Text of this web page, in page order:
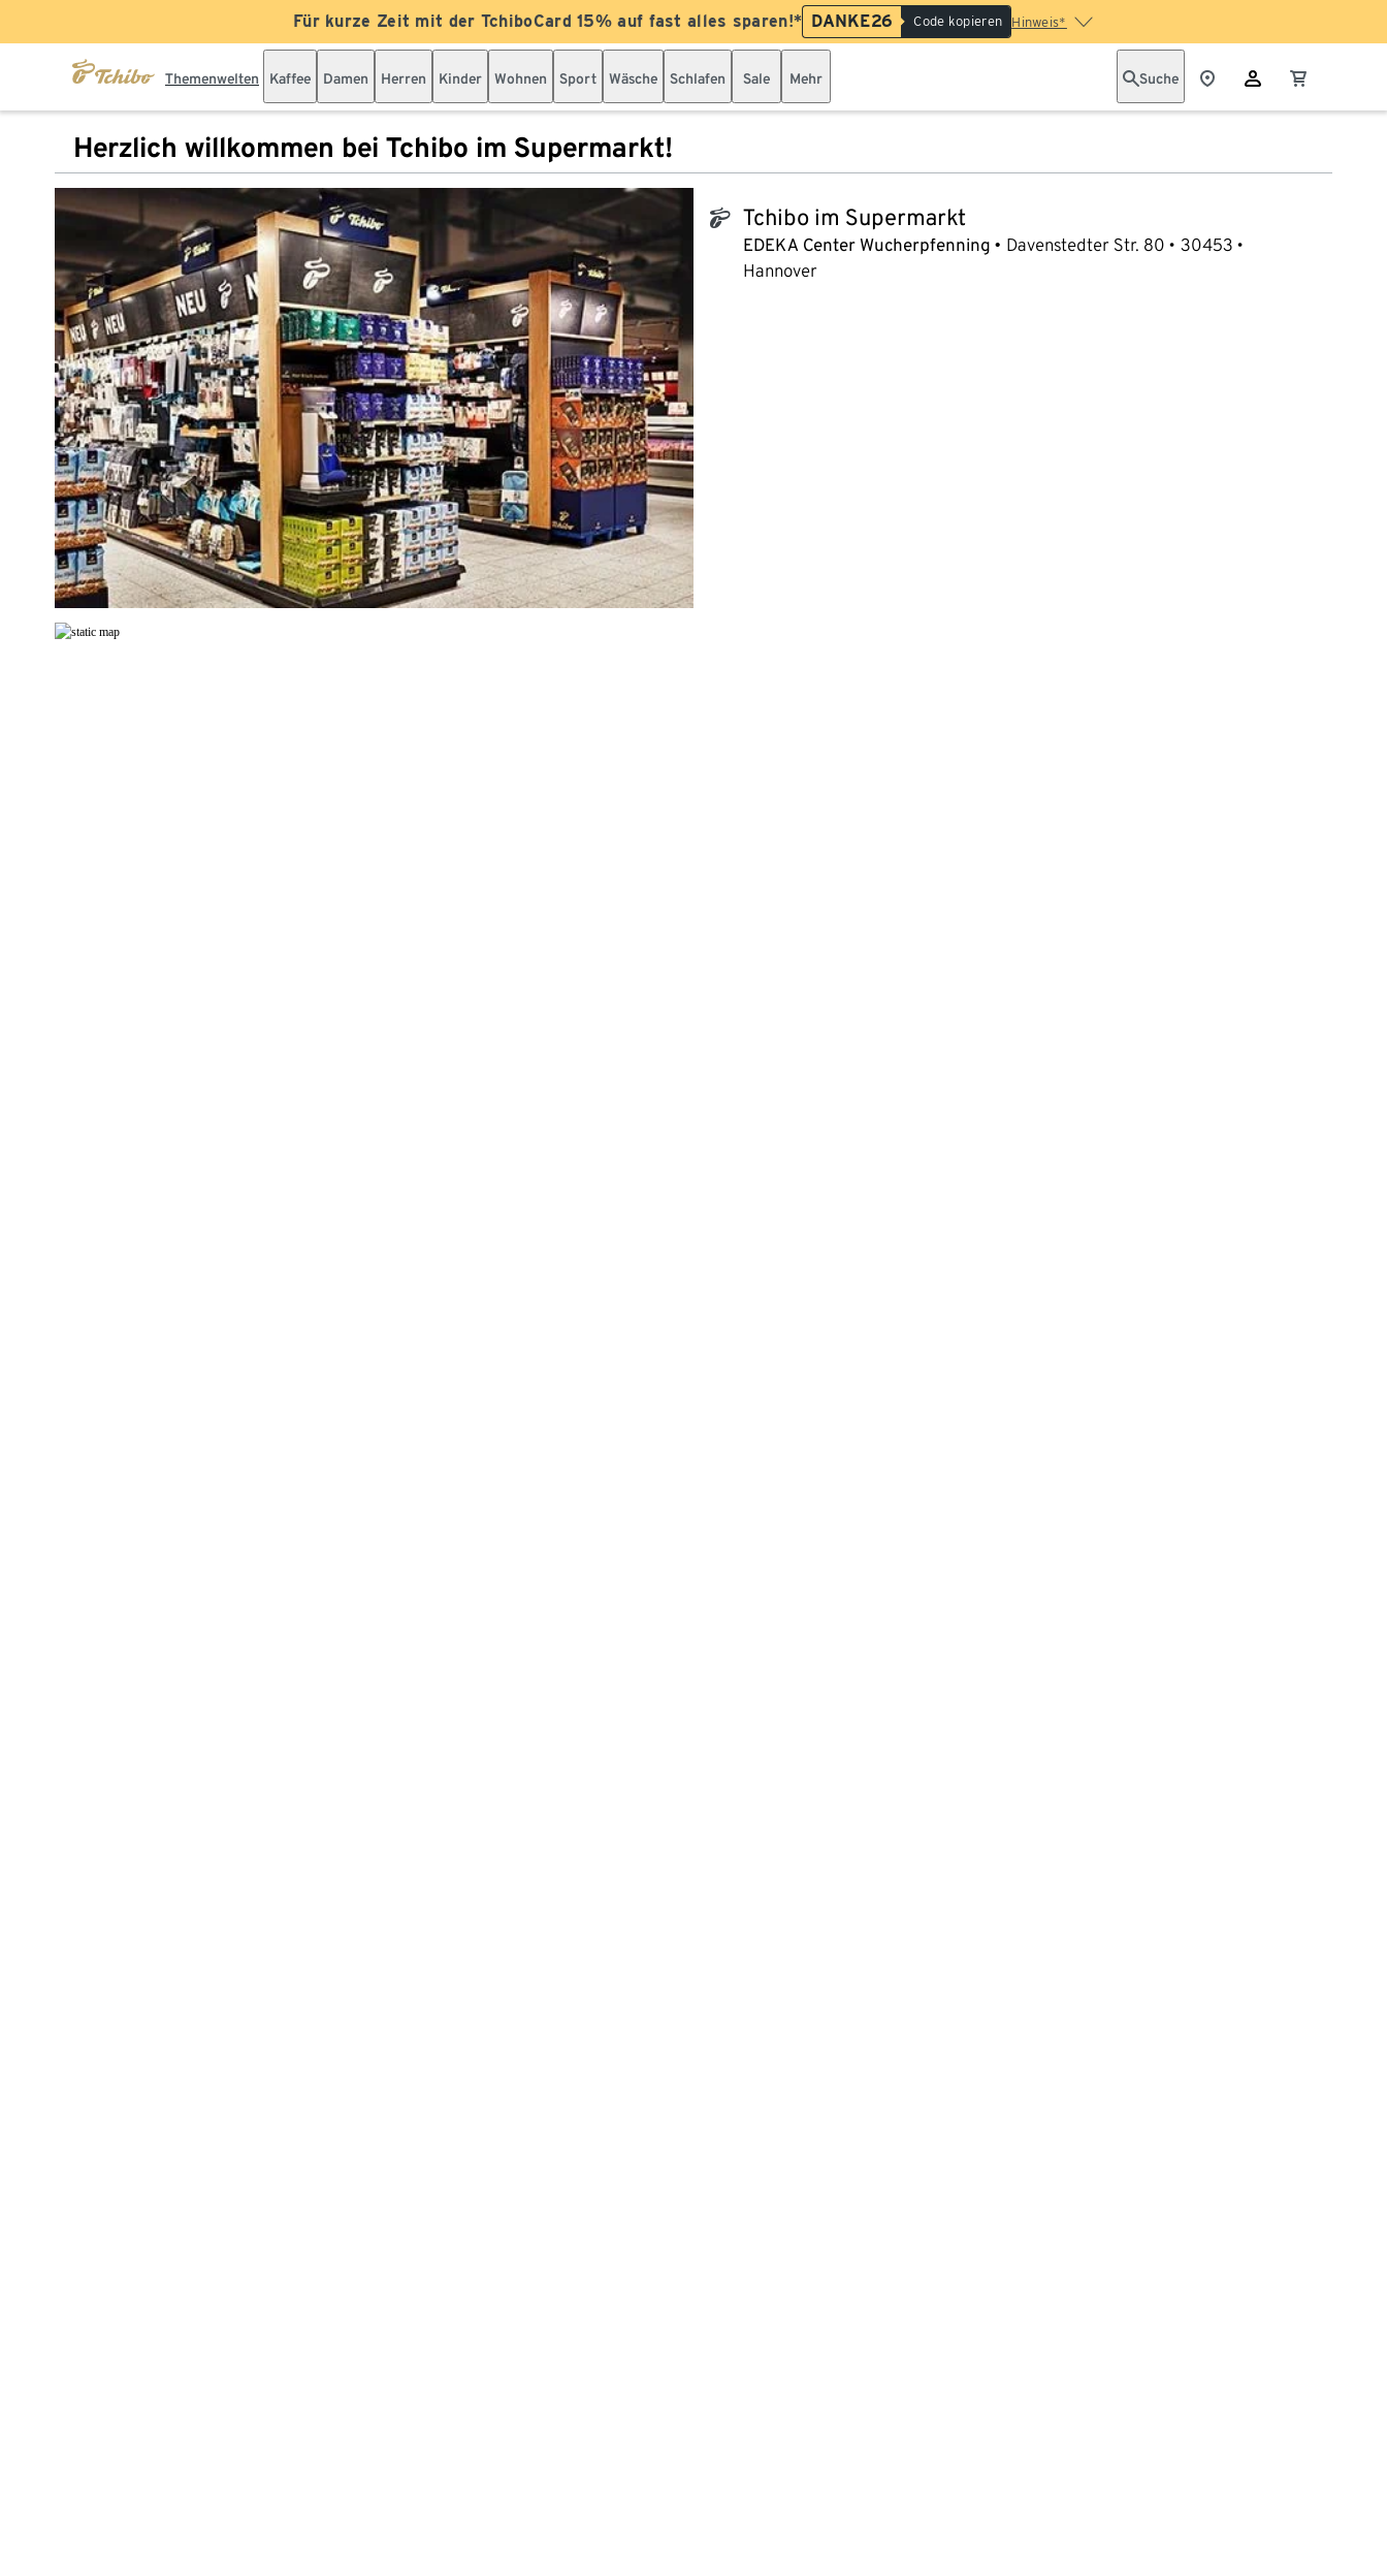
Für kurze Zeit mit der TchiboCard 15% auf fast alles sparen!* DANKE26 Code kopieren Hinweis*
Themenwelten Kaffee Damen Herren Kinder Wohnen Sport Wäsche Schlafen Sale Mehr Suche
Herzlich willkommen bei Tchibo im Supermarkt!
tchibo_logo Tchibo im Supermarkt
EDEKA Center Wucherpfenning Davenstedter Str. 80
30453
Hannover